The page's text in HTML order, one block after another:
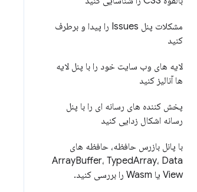
مشکلات پنل Issues را پیدا و برطرف
کنید
لایه های وب سایت خود را با پنل لایه
ها آنالیز کنید
پخش کننده های رسانه ای را با پنل
رسانه اشکال زدایی کنید
با پانل بازرس حافظه، حافظه های
ArrayBuffer، TypedArray، Data
View یا Wasm را بررسی کنید
.